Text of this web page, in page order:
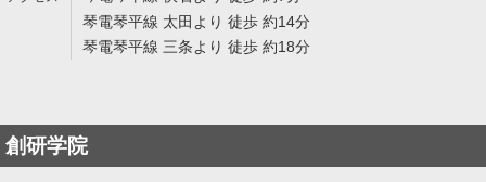
琴電琴平線 太田より 徒歩 約14分
琴電琴平線 三条より 徒歩 約18分
創研学院